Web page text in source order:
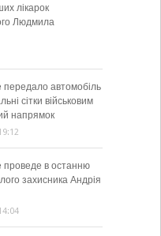
лікарок
Людмила
передало автомобіль
сітки військовим
напрямок
проведе в останню
захисника Андрія